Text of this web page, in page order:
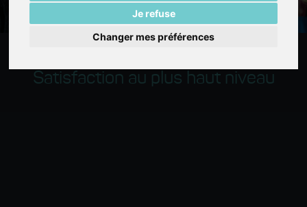
Je refuse
Changer mes préférences
Satisfaction au plus haut niveau